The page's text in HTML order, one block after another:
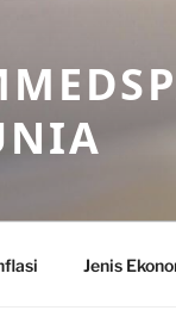
Jenis